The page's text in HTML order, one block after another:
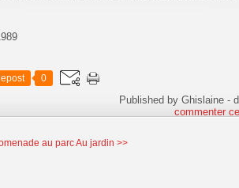
0
Published by Ghislaine -
commenter
au parcAu jardin >>